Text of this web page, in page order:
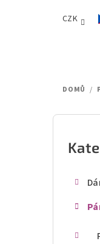
CZK
DOMŮ /